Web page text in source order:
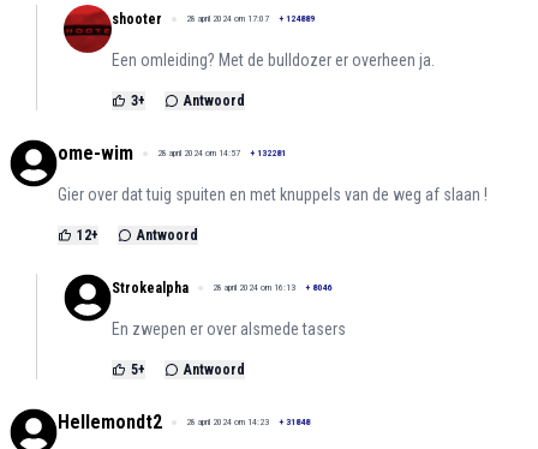
shooter 28 april 2024 om 17:07 + 124889
Een omleiding? Met de bulldozer er overheen ja.
3+ Antwoord
ome-wim 28 april 2024 om 14:57 + 132281
Gier over dat tuig spuiten en met knuppels van de weg af slaan !
12+ Antwoord
Strokealpha 28 april 2024 om 16:13 + 8046
En zwepen er over alsmede tasers
5+ Antwoord
Hellemondt2 28 april 2024 om 14:23 + 31848